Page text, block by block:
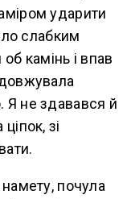
ударити
слабким
камінь і впав
Я не здавався й
зі
почула